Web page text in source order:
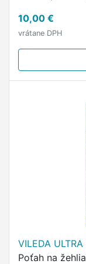
120 x 38 / 120
10,00 €
vrátane DPH
VILEDA
Poťah na